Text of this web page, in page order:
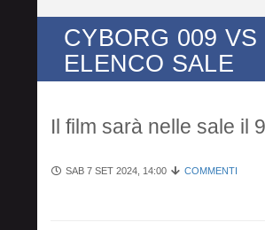
CYBORG 009
ELENCO SALE
Il film sarà nelle sale il
SAB 7 SET 2024, 14:00 COMMENTI